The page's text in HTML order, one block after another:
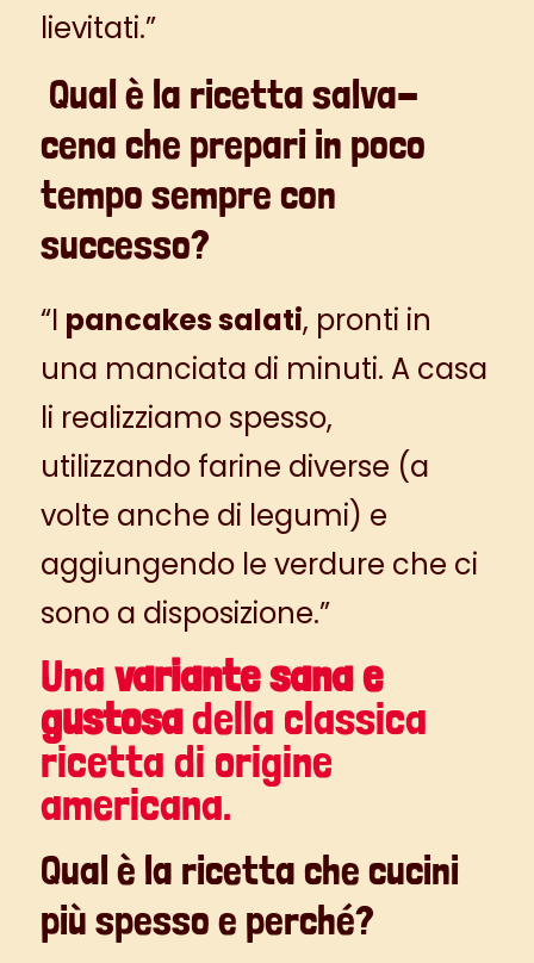
lievitati.”
Qual è la ricetta salva-
cena che prepari in poco
tempo sempre con
successo?
“I pancakes salati, pronti in
una manciata di minuti. A casa
li realizziamo spesso,
utilizzando farine diverse (a
volte anche di legumi) e
aggiungendo le verdure che ci
sono a disposizione.”
Una variante sana e
gustosadella classica
ricetta di origine
americana.
Qual è la ricetta che cucini
più spesso e perché?